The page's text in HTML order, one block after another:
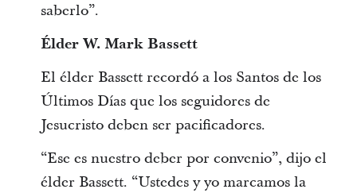
saberlo”.
Élder W. Mark Bassett
El élder Bassett recordó a los Santos de los
Últimos Días que los seguidores de
Jesucristo deben ser pacificadores.
“Ese es nuestro deber por convenio”, dijo el
élder Bassett. “Ustedes y yo marcamos la